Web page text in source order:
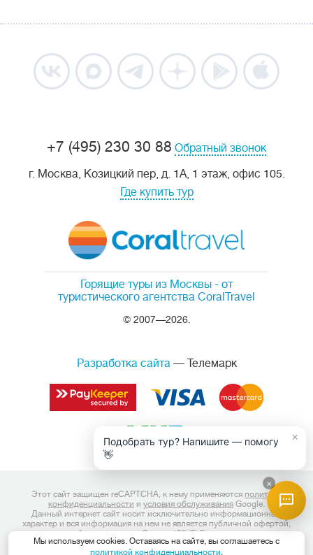
Горящие туры из Москвы - от
туристического агентства CoralTravel
© 2007—2026.
+7 (495) 230 30 88 Обратный звонок
г. Москва, Козицкий пер, д. 1А, 1 этаж, офис 105.
Где купить тур
Разработка сайта— Телемарк
Мы используем cookies. Оставаясь на сайте, вы соглашаетесь с
политикой конфиденциальности.
Этот сайт защищен reCAPTCHA, к нему применяются политика
конфиденциальности и условия обслуживания Google.
Данный интернет сайт носит исключительно информационный
характер и вся информация на нем не является публичной офертой,
определяемой положениями Статьи 437 (2) Гражданского кодекса
Российской Федерации. Для получения подробной информации о
наличии и стоимости, пожалуйста, обращайтесь к менеджерам по
×
Подобрать тур? Напишите — помогу
👋
×